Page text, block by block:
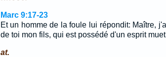
Marc 9:17-23
Et un homme de la foule lui répondit: Maître,
de toi mon fils, qui est possédé d'un esprit
at.